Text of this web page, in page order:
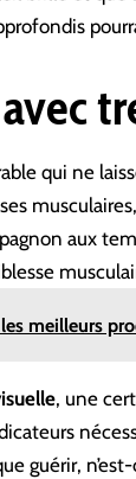
qui ne
aux
meilleurs
, une
guérir, n’est-